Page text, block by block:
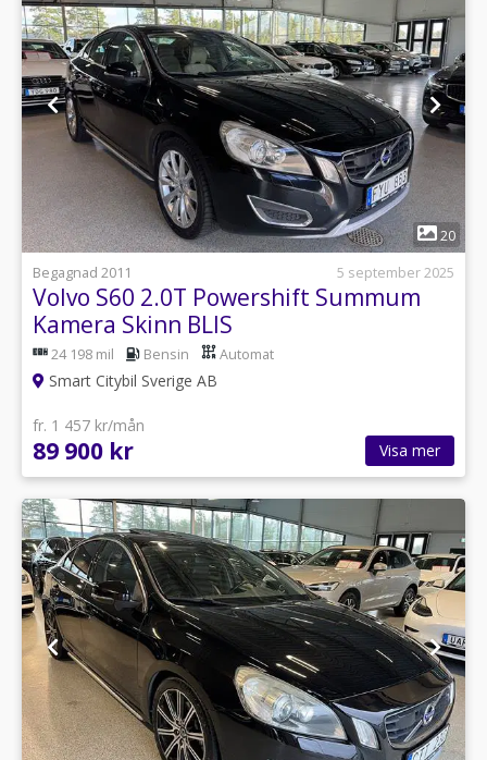
1
20
Begagnad 2011
5 september 2025
Volvo S60 2.0T Powershift Summum
Kamera Skinn BLIS
24 198 mil Bensin Automat
Smart Citybil Sverige AB
fr. 1 457 kr/mån
89 900 kr Visa mer